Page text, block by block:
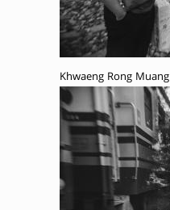
Khwaeng Rong Muang